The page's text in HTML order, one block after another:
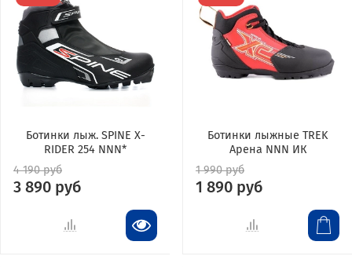
Ботинки лыж. SPINE X-
RIDER 254 NNN*
4 190 руб
3 890 руб
Ботинки лыжные TREK
Арена NNN ИК
1 990 руб
1 890 руб